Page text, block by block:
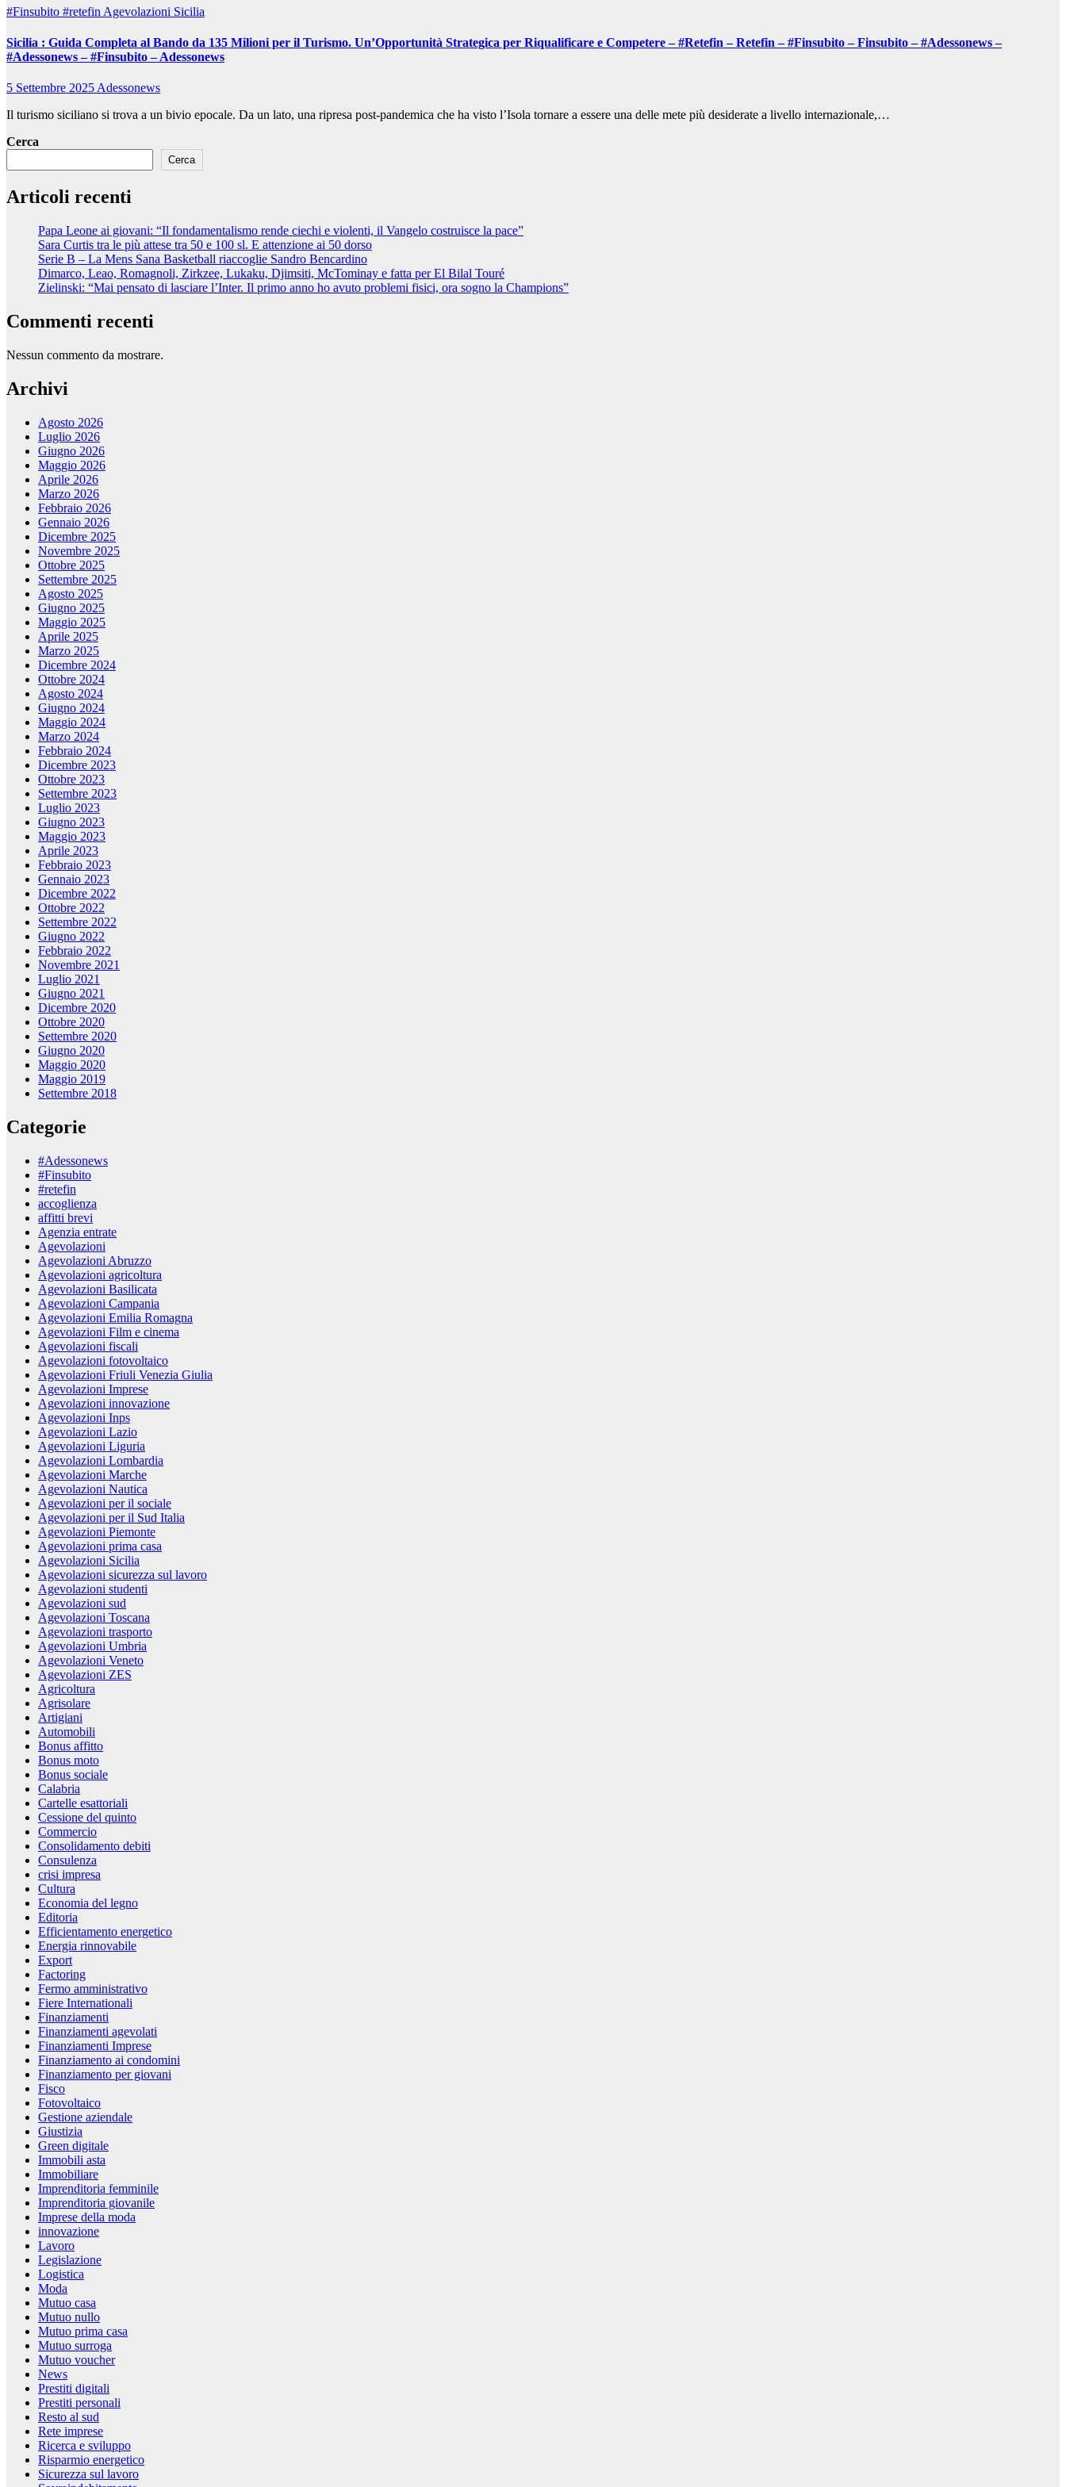
#Finsubito #retefin Agevolazioni Sicilia
Sicilia : Guida Completa al Bando da 135 Milioni per il Turismo. Un’Opportunità Strategica per Riqualificare e Competere – #Retefin – Retefin – #Finsubito – Finsubito – #Adessonews –
#Adessonews – #Finsubito – Adessonews
5 Settembre 2025Adessonews
Il turismo siciliano si trova a un bivio epocale. Da un lato, una ripresa post-pandemica che ha visto l’Isola tornare a essere una delle mete più desiderate a livello internazionale,…
Cerca
Cerca
Articoli recenti
Papa Leone ai giovani: “Il fondamentalismo rende ciechi e violenti, il Vangelo costruisce la pace”
Sara Curtis tra le più attese tra 50 e 100 sl. E attenzione ai 50 dorso
Serie B – La Mens Sana Basketball riaccoglie Sandro Bencardino
Dimarco, Leao, Romagnoli, Zirkzee, Lukaku, Djimsiti, McTominay e fatta per El Bilal Touré
Zielinski: “Mai pensato di lasciare l’Inter. Il primo anno ho avuto problemi fisici, ora sogno la Champions”
Commenti recenti
Nessun commento da mostrare.
Archivi
Agosto 2026
Luglio 2026
Giugno 2026
Maggio 2026
Aprile 2026
Marzo 2026
Febbraio 2026
Gennaio 2026
Dicembre 2025
Novembre 2025
Ottobre 2025
Settembre 2025
Agosto 2025
Giugno 2025
Maggio 2025
Aprile 2025
Marzo 2025
Dicembre 2024
Ottobre 2024
Agosto 2024
Giugno 2024
Maggio 2024
Marzo 2024
Febbraio 2024
Dicembre 2023
Ottobre 2023
Settembre 2023
Luglio 2023
Giugno 2023
Maggio 2023
Aprile 2023
Febbraio 2023
Gennaio 2023
Dicembre 2022
Ottobre 2022
Settembre 2022
Giugno 2022
Febbraio 2022
Novembre 2021
Luglio 2021
Giugno 2021
Dicembre 2020
Ottobre 2020
Settembre 2020
Giugno 2020
Maggio 2020
Maggio 2019
Settembre 2018
Categorie
#Adessonews
#Finsubito
#retefin
accoglienza
affitti brevi
Agenzia entrate
Agevolazioni
Agevolazioni Abruzzo
Agevolazioni agricoltura
Agevolazioni Basilicata
Agevolazioni Campania
Agevolazioni Emilia Romagna
Agevolazioni Film e cinema
Agevolazioni fiscali
Agevolazioni fotovoltaico
Agevolazioni Friuli Venezia Giulia
Agevolazioni Imprese
Agevolazioni innovazione
Agevolazioni Inps
Agevolazioni Lazio
Agevolazioni Liguria
Agevolazioni Lombardia
Agevolazioni Marche
Agevolazioni Nautica
Agevolazioni per il sociale
Agevolazioni per il Sud Italia
Agevolazioni Piemonte
Agevolazioni prima casa
Agevolazioni Sicilia
Agevolazioni sicurezza sul lavoro
Agevolazioni studenti
Agevolazioni sud
Agevolazioni Toscana
Agevolazioni trasporto
Agevolazioni Umbria
Agevolazioni Veneto
Agevolazioni ZES
Agricoltura
Agrisolare
Artigiani
Automobili
Bonus affitto
Bonus moto
Bonus sociale
Calabria
Cartelle esattoriali
Cessione del quinto
Commercio
Consolidamento debiti
Consulenza
crisi impresa
Cultura
Economia del legno
Editoria
Efficientamento energetico
Energia rinnovabile
Export
Factoring
Fermo amministrativo
Fiere Internationali
Finanziamenti
Finanziamenti agevolati
Finanziamenti Imprese
Finanziamento ai condomini
Finanziamento per giovani
Fisco
Fotovoltaico
Gestione aziendale
Giustizia
Green digitale
Immobili asta
Immobiliare
Imprenditoria femminile
Imprenditoria giovanile
Imprese della moda
innovazione
Lavoro
Legislazione
Logistica
Moda
Mutuo casa
Mutuo nullo
Mutuo prima casa
Mutuo surroga
Mutuo voucher
News
Prestiti digitali
Prestiti personali
Resto al sud
Rete imprese
Ricerca e sviluppo
Risparmio energetico
Sicurezza sul lavoro